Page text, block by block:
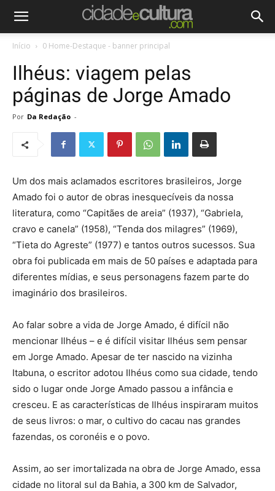
Início 0 Home-Destaque - banner principal
Ilhéus: viagem pelas
páginas de Jorge Amado
Por Da Redação -
Um dos mais aclamados escritores brasileiros, Jorge
Amado foi o autor de obras inesquecíveis da nossa
literatura, como “Capitães de areia” (1937), “Gabriela,
cravo e canela” (1958), “Tenda dos milagres” (1969),
“Tieta do Agreste” (1977) e tantos outros sucessos. Sua
obra foi publicada em mais de 50 países e adaptada para
diferentes mídias, e seus personagens fazem parte do
imaginário dos brasileiros.
Ao falar sobre a vida de Jorge Amado, é difícil não
mencionar Ilhéus – e é difícil visitar Ilhéus sem pensar
em Jorge Amado. Apesar de ter nascido na vizinha
Itabuna, o escritor adotou Ilhéus como sua cidade, tendo
sido o lugar onde Jorge Amado passou a infância e
cresceu. E as características de Ilhéus inspiraram muitos
de seus livros: o mar, o cultivo do cacau nas grandes
fazendas, os coronéis e o povo.
Assim, ao ser imortalizada na obra de Jorge Amado, essa
cidade no litoral sul da Bahia, a 300 km de Salvador,